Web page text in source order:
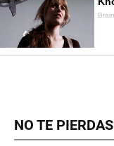
NO TE PIERDAS